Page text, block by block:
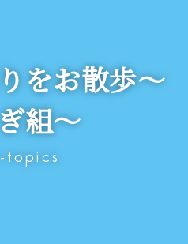
をお散歩～
組～